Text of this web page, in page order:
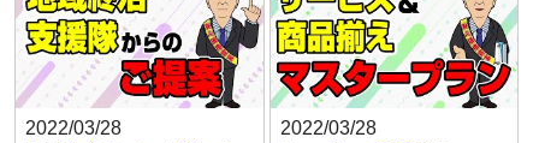
2022/03/28
2022/03/28